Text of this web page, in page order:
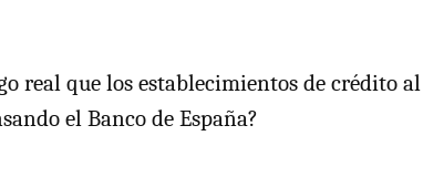
real que los establecimientos de crédito al
el Banco de España?